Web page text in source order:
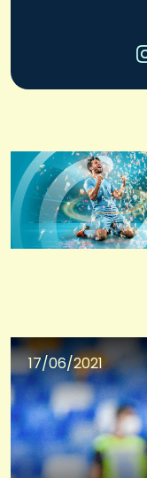
17/06/2021